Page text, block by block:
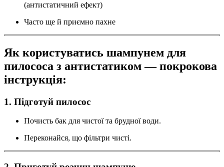
(антистатичний ефект)
Часто ще й приємно пахне
Як користуватись шампунем для
пилососа з антистатиком — покрокова
інструкція:
1. Підготуй пилосос
Почисть бак для чистої та брудної води.
Переконайся, що фільтри чисті.